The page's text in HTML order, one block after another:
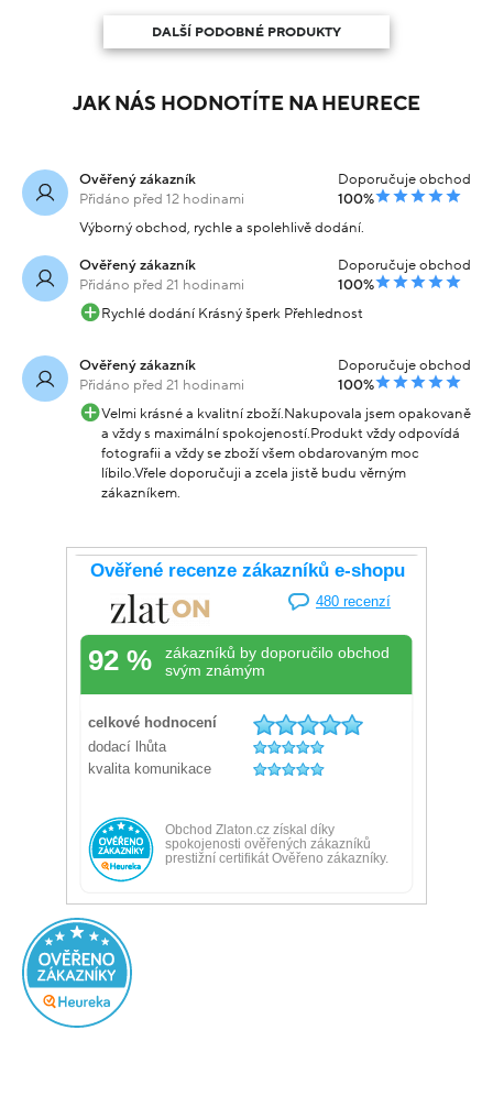
DALŠÍ PODOBNÉ PRODUKTY
JAK NÁS HODNOTÍTE NA HEURECE
Ověřený zákazník
Přidáno před 12 hodinami
Doporučuje obchod
100%
Výborný obchod, rychle a spolehlivě dodání.
Ověřený zákazník
Přidáno před 21 hodinami
Doporučuje obchod
100%
Rychlé dodání Krásný šperk Přehlednost
Ověřený zákazník
Přidáno před 21 hodinami
Doporučuje obchod
100%
Velmi krásné a kvalitní zboží.Nakupovala jsem opakovaně
a vždy s maximální spokojeností.Produkt vždy odpovídá
fotografii a vždy se zboží všem obdarovaným moc
líbilo.Vřele doporučuji a zcela jistě budu věrným
zákazníkem.